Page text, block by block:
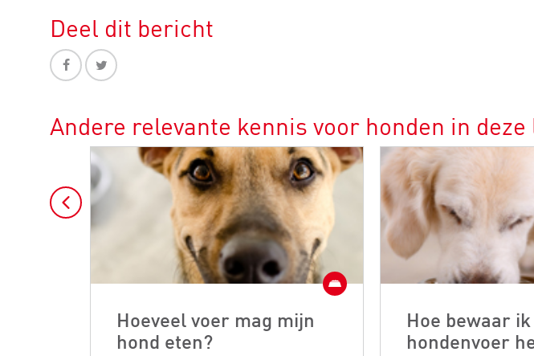
Deel dit bericht
Andere relevante kennis voor honden in
Hoeveel voer mag mijn
hond eten?
Hoe bewaar ik
hondenvoer